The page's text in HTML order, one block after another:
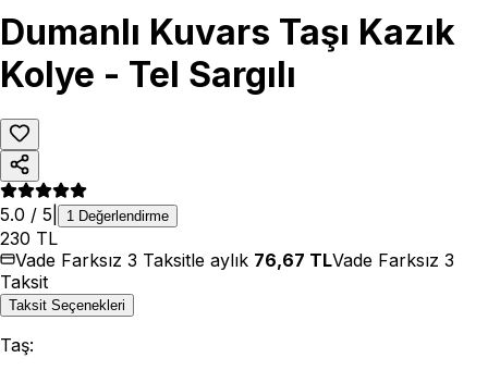
Dumanlı Kuvars Taşı Kazık
Kolye - Tel Sargılı
5.0 / 5 1 Değerlendirme
230 TL
Vade Farksız 3 Taksitle aylık 76,67 TLVade Farksız 3
Taksit
Taksit Seçenekleri
Taş: